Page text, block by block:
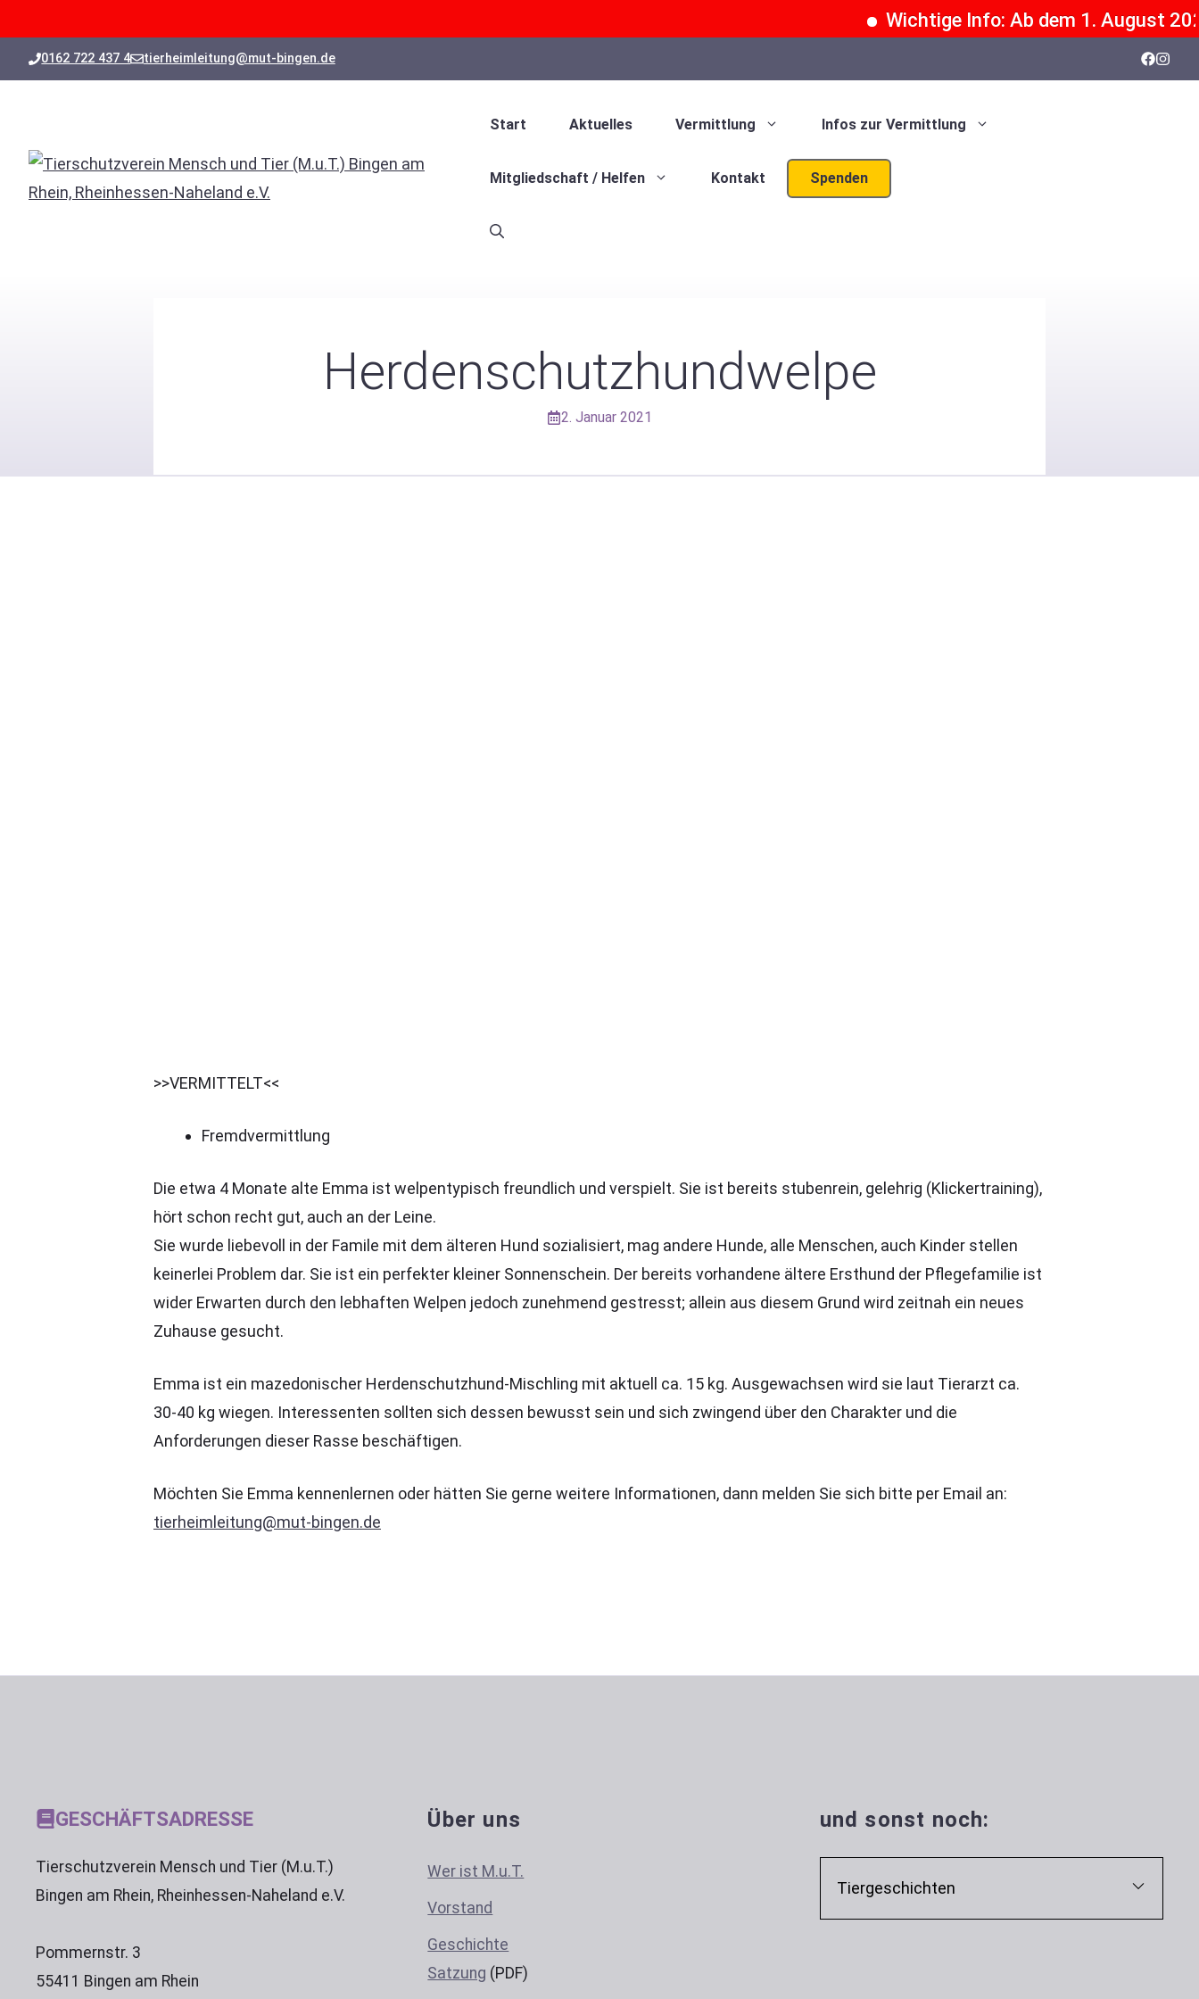
Wichtige Info: Ab dem 1. August
Inhalt
0162 722 437 4 tierheimleitung@mut-bingen.de
Start Aktuelles Vermittlung Infos zur Vermittlung
Mitgliedschaft / Helfen Kontakt Spenden
Herdenschutzhundwelpe
2. Januar 2021
>>VERMITTELT<<
Fremdvermittlung
Die etwa 4 Monate alte Emma ist welpentypisch freundlich und verspielt. Sie ist bereits stubenrein, gelehrig (Klickertraining),
hört schon recht gut, auch an der Leine.
Sie wurde liebevoll in der Famile mit dem älteren Hund sozialisiert, mag andere Hunde, alle Menschen, auch Kinder stellen
keinerlei Problem dar. Sie ist ein perfekter kleiner Sonnenschein. Der bereits vorhandene ältere Ersthund der Pflegefamilie ist
wider Erwarten durch den lebhaften Welpen jedoch zunehmend gestresst; allein aus diesem Grund wird zeitnah ein neues
Zuhause gesucht.
Emma ist ein mazedonischer Herdenschutzhund-Mischling mit aktuell ca. 15 kg. Ausgewachsen wird sie laut Tierarzt ca.
30-40 kg wiegen. Interessenten sollten sich dessen bewusst sein und sich zwingend über den Charakter und die
Anforderungen dieser Rasse beschäftigen.
Möchten Sie Emma kennenlernen oder hätten Sie gerne weitere Informationen, dann melden Sie sich bitte per Email an:
tierheimleitung@mut-bingen.de
GESCHÄFTSADRESSE
Tierschutzverein Mensch und Tier (M.u.T.)
Bingen am Rhein, Rheinhessen-Naheland e.V.
Pommernstr. 3
55411 Bingen am Rhein
Über uns
Wer ist M.u.T.
Vorstand
Geschichte
Satzung (PDF)
und sonst noch:
Tiergeschichten